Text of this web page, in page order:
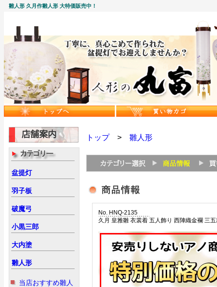
雛人形 久月作雛人形 大特価販売中！
盆提灯
羽子板
破魔弓
小黒三郎
大内塗
雛人形
当店おすすめ雛人
トップ> 雛人形
No. HNQ-2135
久月 皇雅雛 衣裳着 五人飾り 西陣織金襴 三